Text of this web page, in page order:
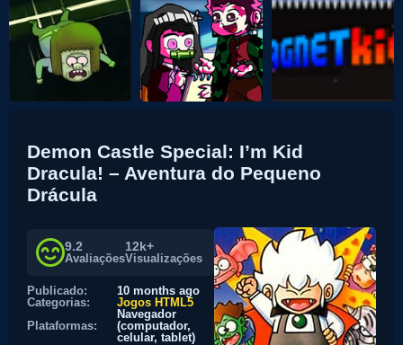
Demon Castle Special: I’m Kid
Dracula! – Aventura do Pequeno
Drácula
9.2
Avaliações
12k+
Visualizações
Publicado:
10 months ago
Categorias:
Jogos HTML5
Plataformas:
Navegador
(computador,
celular, tablet)